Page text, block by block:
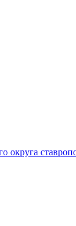
округа